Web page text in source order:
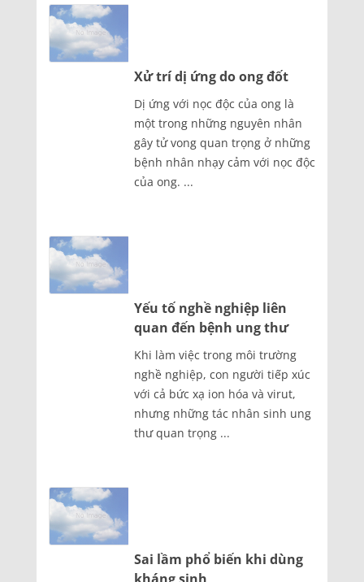
Xử trí dị ứng do ong đốt
Dị ứng với nọc độc của ong là
một trong những nguyên nhân
gây tử vong quan trọng ở những
bệnh nhân nhạy cảm với nọc độc
của ong. ...
Yếu tố nghề nghiệp liên
quan đến bệnh ung thư
Khi làm việc trong môi trường
nghề nghiệp, con người tiếp xúc
với cả bức xạ ion hóa và virut,
nhưng những tác nhân sinh ung
thư quan trọng ...
Sai lầm phổ biến khi dùng